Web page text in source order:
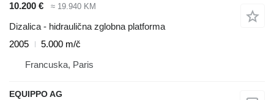
10.200 €
≈ 19.940 KM
Dizalica - hidraulična zglobna platforma
2005
5.000 m/č
Francuska, Paris
EQUIPPO AG